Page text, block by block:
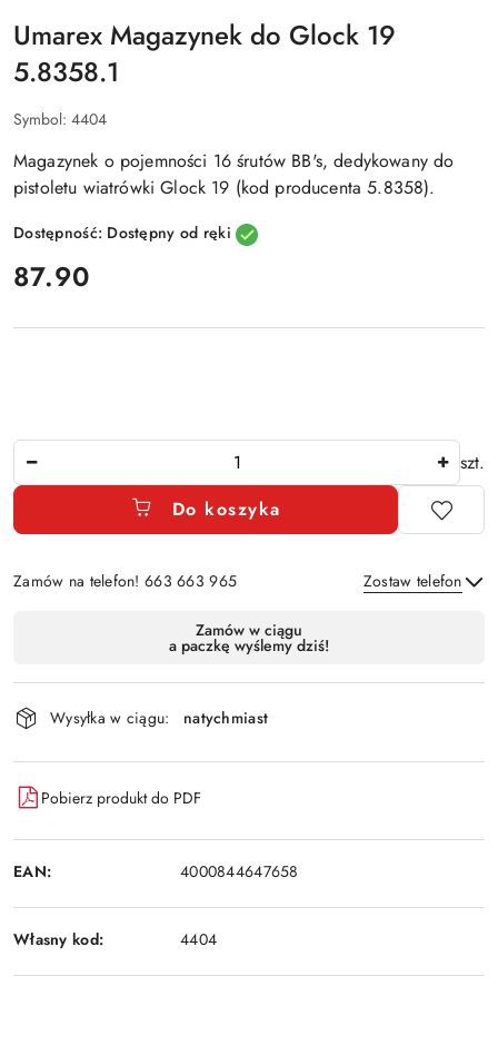
Umarex Magazynek do Glock 19
5.8358.1
Symbol: 4404
Magazynek o pojemności 16 śrutów BB's, dedykowany do
pistoletu wiatrówki Glock 19 (kod producenta 5.8358).
Dostępność: Dostępny od ręki
cena:
87.90
szt.
Do koszyka
Zamów na telefon! 663 663 965 Zostaw telefon
Wyślij
dostawa
Zamów w ciągu
a paczkę wyślemy dziś!
Wysyłka w ciągu: natychmiast
Pobierz produkt do PDF
EAN: 4000844647658
Własny kod: 4404